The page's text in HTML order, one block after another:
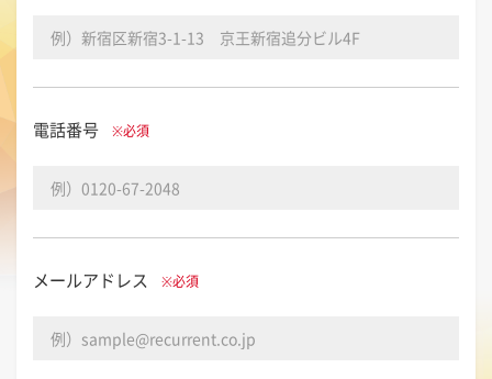
電話番号 ※必須
メールアドレス ※必須